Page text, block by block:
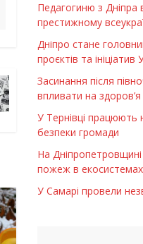
Педагогиню з Дніпра
престижному
Дніпро стане
проєктів та ініціатив
Засинання після
впливати на здоров’я
У Тернівці працюють
безпеки громади
На Дніпропетровщині
пожеж в екосистемах
У Самарі провели